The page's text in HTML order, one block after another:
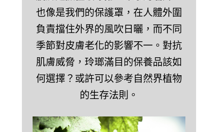
也像是我們的保護罩，在人體外圍
負責擋住外界的風吹日曬，而不同
季節對皮膚老化的影響不一。對抗
肌膚威脅，玲瑯滿目的保養品該如
何選擇？或許可以參考自然界植物
的生存法則。